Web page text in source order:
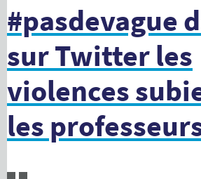
#pasdevague
sur Twitter les
violences
les